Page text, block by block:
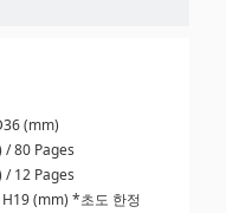
(mm)
/ 80 Pages
/ 12 Pages
H19 (mm) *초도 한정